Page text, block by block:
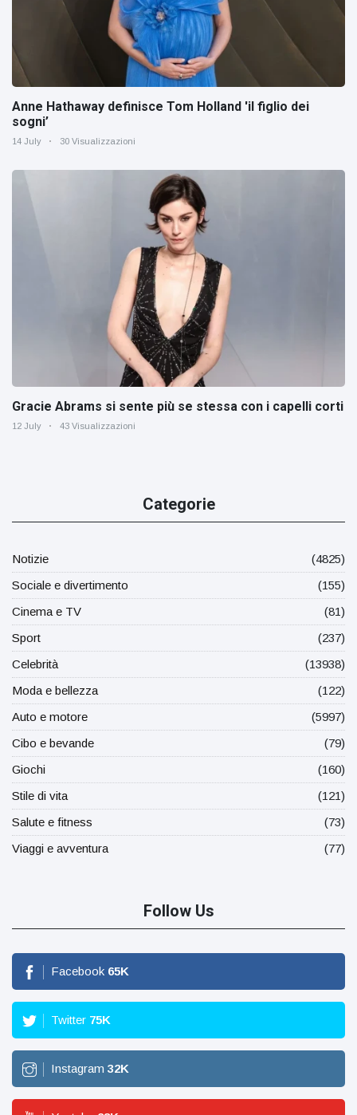
Anne Hathaway definisce Tom Holland 'il figlio dei
sogni’
14 July 30 Visualizzazioni
Gracie Abrams si sente più se stessa con i capelli corti
12 July 43 Visualizzazioni
Categorie
Notizie
(4825)
Sociale e divertimento
(155)
Cinema e TV
(81)
Sport
(237)
Celebrità
(13938)
Moda e bellezza
(122)
Auto e motore
(5997)
Cibo e bevande
(79)
Giochi
(160)
Stile di vita
(121)
Salute e fitness
(73)
Viaggi e avventura
(77)
Follow Us
Facebook 65K
Twitter 75K
Instagram 32K